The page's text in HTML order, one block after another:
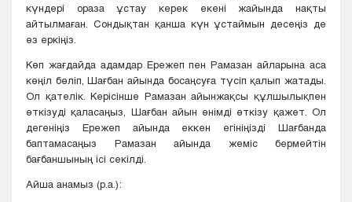
күндері ораза ұстау керек екені жайында нақты
айтылмаған. Сондықтан қанша күн ұстаймын десеңіз де
өз еркіңіз.
Көп жағдайда адамдар Ережеп пен Рамазан айларына аса
көңіл бөліп, Шағбан айында босаңсуға түсіп қалып жатады.
Ол қателік. Керісінше Рамазан айынжақсы құлшылықпен
өткізуді қаласаңыз, Шағбан айын өнімді өткізу қажет. Ол
дегеніңіз Ережеп айында еккен егініңізді Шағбанда
баптамасаңыз Рамазан айында жеміс бермейтін
бағбаншының ісі секілді.
Айша анамыз (р.а.):